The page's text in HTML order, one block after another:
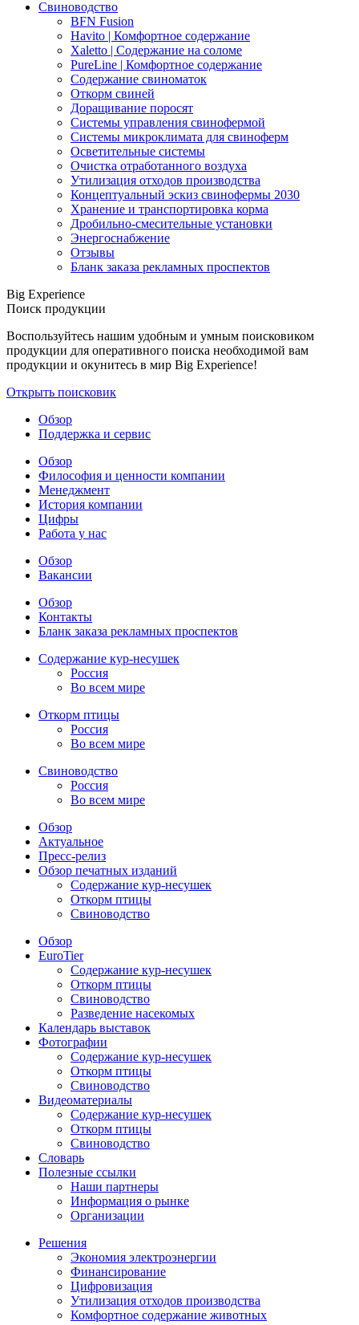
Свиноводство
BFN Fusion
Havito | Комфортное содержание
Xaletto | Содержание на соломе
PureLine | Комфортное содержание
Содержание свиноматок
Откорм свиней
Доращивание поросят
Системы управления свинофермой
Системы микроклимата для свиноферм
Осветительные системы
Очистка отработанного воздуха
Утилизация отходов производства
Концептуальный эскиз свинофермы 2030
Хранение и транспортировка корма
Дробильно-смесительные установки
Энергоснабжение
Отзывы
Бланк заказа рекламных проспектов
Big Experience
Поиск продукции
Воспользуйтесь нашим удобным и умным поисковиком
продукции для оперативного поиска необходимой вам
продукции и окунитесь в мир Big Experience!
Открыть поисковик
Обзор
Поддержка и сервис
Обзор
Философия и ценности компании
Менеджмент
История компании
Цифры
Работа у нас
Обзор
Вакансии
Обзор
Контакты
Бланк заказа рекламных проспектов
Содержание кур-несушек
Россия
Во всем мире
Откорм птицы
Россия
Во всем мире
Свиноводство
Россия
Во всем мире
Обзор
Актуальное
Пресс-релиз
Обзор печатных изданий
Содержание кур-несушек
Откорм птицы
Свиноводство
Обзор
EuroTier
Содержание кур-несушек
Откорм птицы
Свиноводство
Разведение насекомых
Календарь выставок
Фотографии
Содержание кур-несушек
Откорм птицы
Свиноводство
Видеоматериалы
Содержание кур-несушек
Откорм птицы
Свиноводство
Словарь
Полезные ссылки
Наши партнеры
Информация о рынке
Организации
Решения
Экономия электроэнергии
Финансирование
Цифровизация
Утилизация отходов производства
Комфортное содержание животных